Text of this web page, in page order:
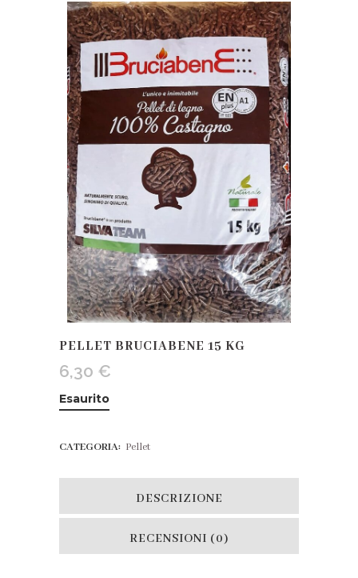
PELLET BRUCIABENE 15 KG
6,30 €
Esaurito
CATEGORIA: Pellet
DESCRIZIONE
RECENSIONI (0)